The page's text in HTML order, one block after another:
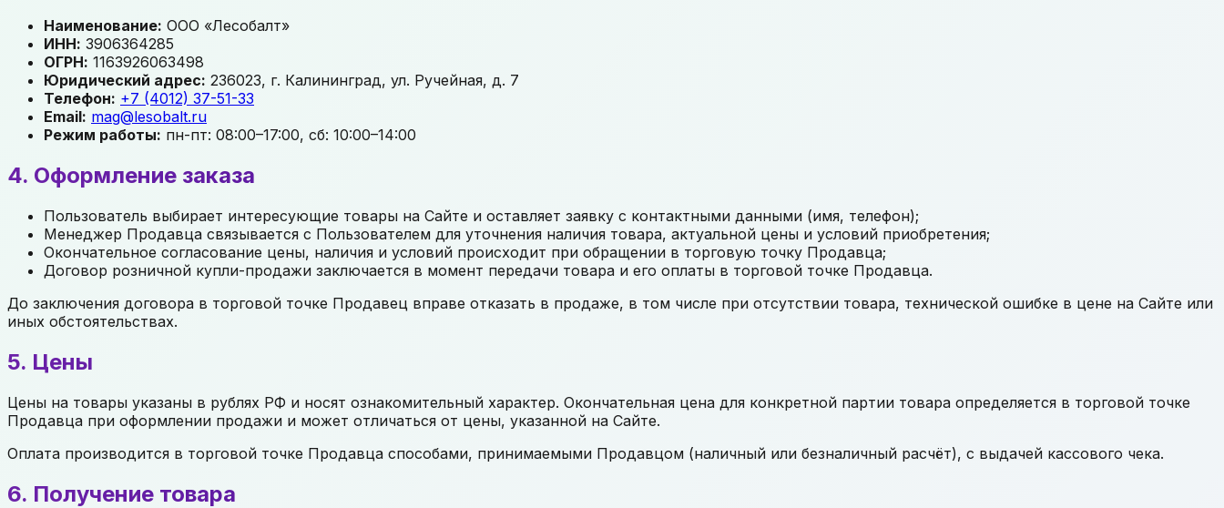
Наименование: ООО «Лесобалт»
ИНН: 3906364285
ОГРН: 1163926063498
Юридический адрес: 236023, г. Калининград, ул. Ручейная, д. 7
Телефон: +7 (4012) 37-51-33
Email: mag@lesobalt.ru
Режим работы: пн-пт: 08:00–17:00, сб: 10:00–14:00
4. Оформление заказа
Пользователь выбирает интересующие товары на Сайте и оставляет заявку с контактными данными (имя, телефон);
Менеджер Продавца связывается с Пользователем для уточнения наличия товара, актуальной цены и условий приобретения;
Окончательное согласование цены, наличия и условий происходит при обращении в торговую точку Продавца;
Договор розничной купли-продажи заключается в момент передачи товара и его оплаты в торговой точке Продавца.
До заключения договора в торговой точке Продавец вправе отказать в продаже, в том числе при отсутствии товара, технической ошибке в цене на Сайте или
иных обстоятельствах.
5. Цены
Цены на товары указаны в рублях РФ и носят ознакомительный характер. Окончательная цена для конкретной партии товара определяется в торговой точке
Продавца при оформлении продажи и может отличаться от цены, указанной на Сайте.
Оплата производится в торговой точке Продавца способами, принимаемыми Продавцом (наличный или безналичный расчёт), с выдачей кассового чека.
6. Получение товара